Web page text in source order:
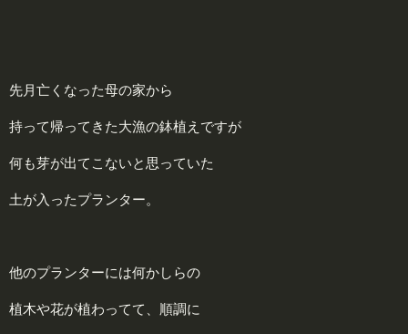
先月亡くなった母の家から
持って帰ってきた大漁の鉢植えですが
何も芽が出てこないと思っていた
土が入ったプランター。
他のプランターには何かしらの
植木や花が植わってて、順調に